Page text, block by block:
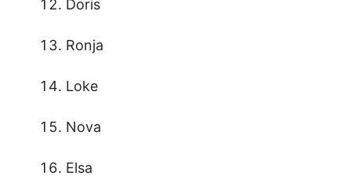
Doris
Ronja
Loke
Nova
Elsa